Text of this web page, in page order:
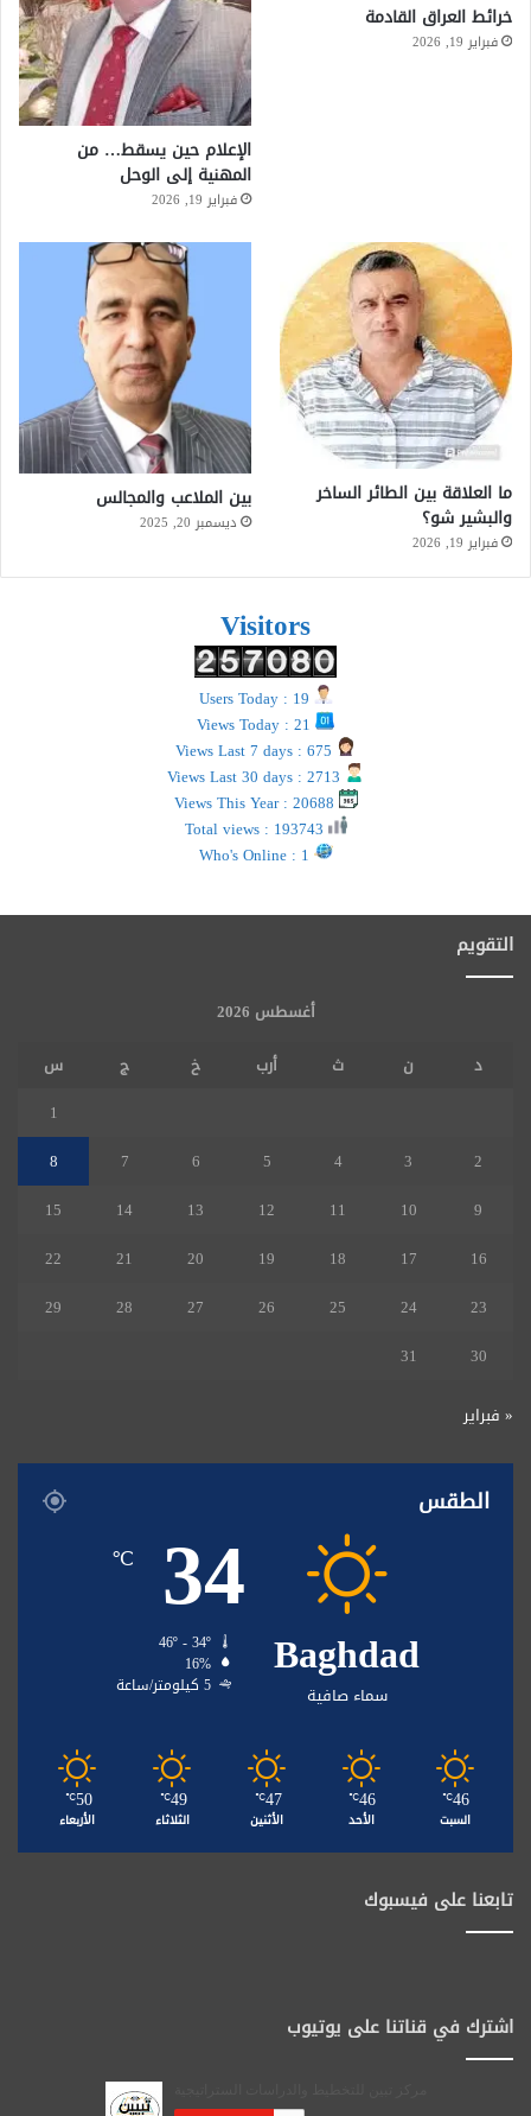
خرائط العراق القادمة
فبراير 19, 2026
الإعلام حين يسقط… من
المهنية إلى الوحل
فبراير 19, 2026
ما العلاقة بين الطائر الساخر
والبشير شو؟
فبراير 19, 2026
بين الملاعب والمجالس
ديسمبر 20, 2025
Visitors
التقويم
أغسطس 2026
د
ن ث أرب خ ج
س
1
2
3
4
5
6
7
8
9
10
11
12
13
14
15
16
17
18
19
20
21
22
23
24
25
26
27
28
29
30
31
« فبراير
الطقس
Baghdad
سماء صافية
34
℃
16%
5 كيلومتر/ساعة
46
℃
السبت
46
℃
الأحد
47
℃
الأثنين
49
℃
الثلاثاء
50
℃
الأربعاء
تابعنا على فيسبوك
اشترك في قناتنا على يوتيوب